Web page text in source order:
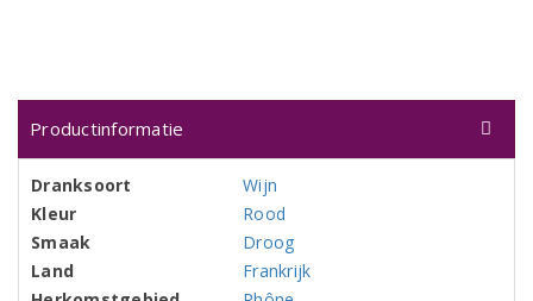
Productinformatie
Dranksoort
Wijn
Kleur
Rood
Smaak
Droog
Land
Frankrijk